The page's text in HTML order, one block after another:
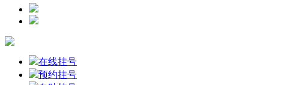
在线挂号
预约挂号